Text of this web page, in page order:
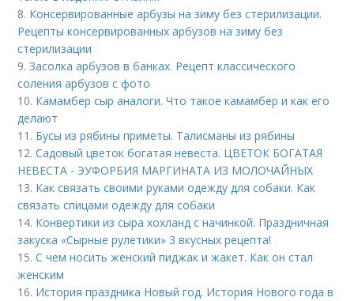
8. Консервированные арбузы на зиму без стерилизации.
Рецепты консервированных арбузов на зиму без
стерилизации
9.Засолка арбузов в банках. Рецепт классического
соления арбузов с фото
10. Камамбер сыр аналоги. Что такое камамбер и как его
делают
11. Бусы из рябины приметы. Талисманы из рябины
12.Садовый цветок богатая невеста. ЦВЕТОК БОГАТАЯ
НЕВЕСТА - ЭУФОРБИЯ МАРГИНАТА ИЗ МОЛОЧАЙНЫХ
13. Как связать своими руками одежду для собаки. Как
связать спицами одежду для собаки
14. Конвертики из сыра хохланд с начинкой. Праздничная
закуска «Сырные рулетики» 3 вкусных рецепта!
15.С чем носить женский пиджак и жакет. Как он стал
женским
16. История праздника Новый год. История Нового года в